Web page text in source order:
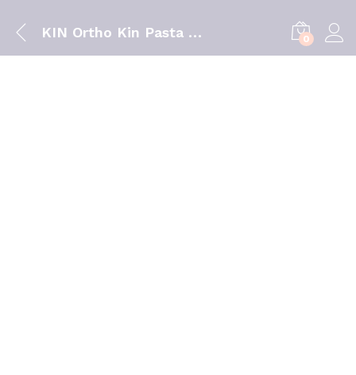
KIN Ortho Kin Pasta Dentífrica Sabor Morango/Menta 75ml 0